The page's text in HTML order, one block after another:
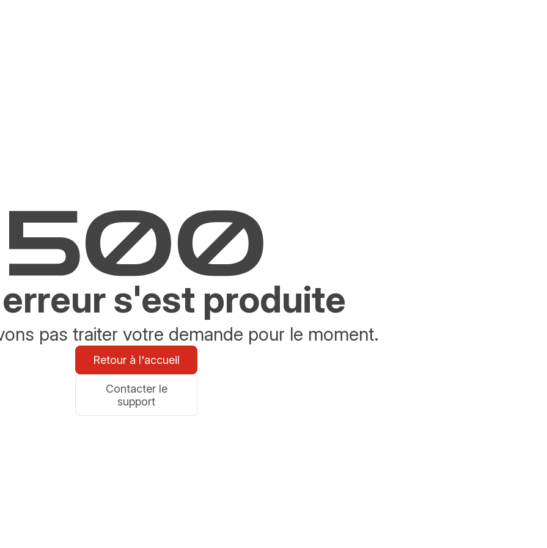
s'est produite
pas traiter votre demande pour le moment.
Retour à l'accueil
Contacter le
support